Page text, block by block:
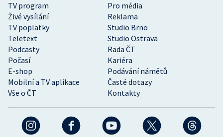
TV program
Pro média
Živé vysílání
Reklama
TV poplatky
Studio Brno
Teletext
Studio Ostrava
Podcasty
Rada ČT
Počasí
Kariéra
E-shop
Podávání námětů
Mobilní a TV aplikace
Časté dotazy
Vše o ČT
Kontakty